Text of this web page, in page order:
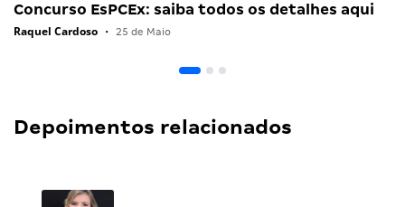
Concurso EsPCEx: saiba todos os detalhes aqui
Raquel Cardoso • 25 de Maio
Depoimentos relacionados